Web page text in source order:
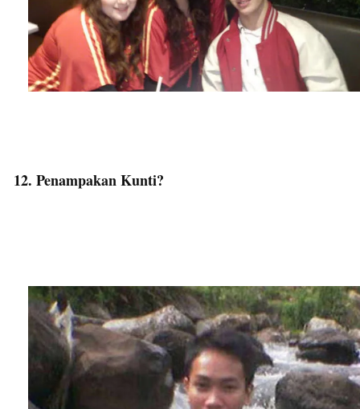
12. Penampakan Kunti?